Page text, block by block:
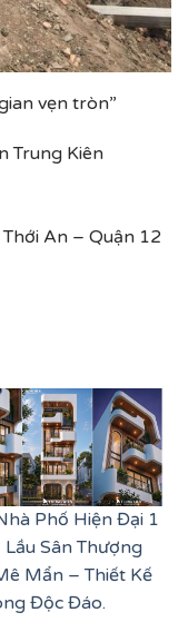
vẹn tròn”
Trung Kiên
An – Quận 12
Phố Hiện Đại 1
Lầu Sân Thượng
Mẩn – Thiết Kế
Độc Đáo.